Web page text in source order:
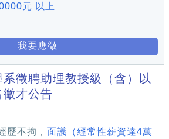
元 以上
我要應徵
徵聘助理教授級（含）以
徵才公告
歷不拘， 面議（經常性薪資達4萬